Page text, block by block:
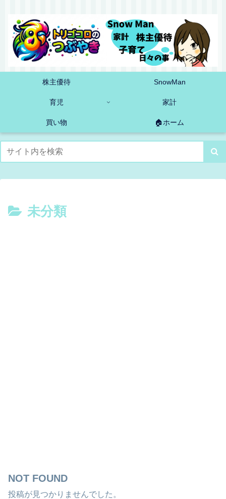
株主優待 SnowMan
育児 家計
買い物 🏠ホーム
未分類
NOT FOUND
投稿が見つかりませんでした。